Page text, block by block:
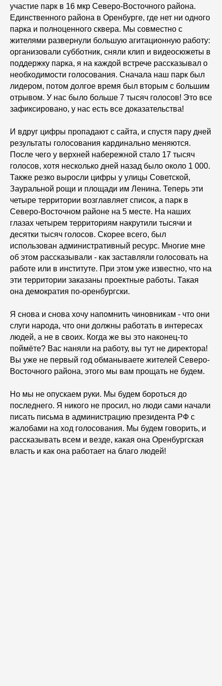
участие парк в 16 мкр Северо-Восточного района.
Единственного района в Оренбурге, где нет ни одного
парка и полноценного сквера. Мы совместно с
жителями развернули большую агитационную работу:
организовали субботник, сняли клип и видеосюжеты в
поддержку парка, я на каждой встрече рассказывал о
необходимости голосования. Сначала наш парк был
лидером, потом долгое время был вторым с большим
отрывом. У нас было больше 7 тысяч голосов! Это все
зафиксировано, у нас есть все доказательства!
И вдруг цифры пропадают с сайта, и спустя пару дней
результаты голосования кардинально меняются.
После чего у верхней набережной стало 17 тысяч
голосов, хотя несколько дней назад было около 1 000.
Также резко выросли цифры у улицы Советской,
Зауральной рощи и площади им Ленина. Теперь эти
четыре территории возглавляет список, а парк в
Северо-Восточном районе на 5 месте. На наших
глазах четырем территориям накрутили тысячи и
десятки тысяч голосов. Скорее всего, был
использован административный ресурс. Многие мне
об этом рассказывали - как заставляли голосовать на
работе или в институте. При этом уже известно, что на
эти территории заказаны проектные работы. Такая
она демократия по-оренбургски.
Я снова и снова хочу напомнить чиновникам - что они
слуги народа, что они должны работать в интересах
людей, а не в своих. Когда же вы это наконец-то
поймёте? Вас наняли на работу, вы тут не директора!
Вы уже не первый год обманываете жителей Северо-
Восточного района, этого мы вам прощать не будем.
Но мы не опускаем руки. Мы будем бороться до
последнего. Я никого не просил, но люди сами начали
писать письма в администрацию президента РФ с
жалобами на ход голосования. Мы будем говорить, и
рассказывать всем и везде, какая она Оренбургская
власть и как она работает на благо людей!